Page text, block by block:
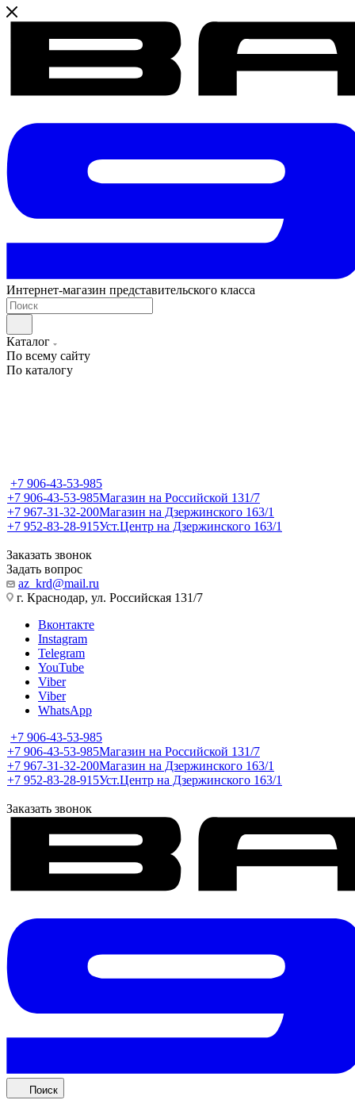
Интернет-магазин представительского класса
Каталог
По всему сайту
По каталогу
+7 906-43-53-985
+7 906-43-53-985Магазин на Российской 131/7
+7 967-31-32-200Магазин на Дзержинского 163/1
+7 952-83-28-915Уст.Центр на Дзержинского 163/1
Заказать звонок
Задать вопрос
az_krd@mail.ru
г. Краснодар, ул. Российская 131/7
Вконтакте
Instagram
Telegram
YouTube
Viber
Viber
WhatsApp
+7 906-43-53-985
+7 906-43-53-985Магазин на Российской 131/7
+7 967-31-32-200Магазин на Дзержинского 163/1
+7 952-83-28-915Уст.Центр на Дзержинского 163/1
Заказать звонок
Поиск